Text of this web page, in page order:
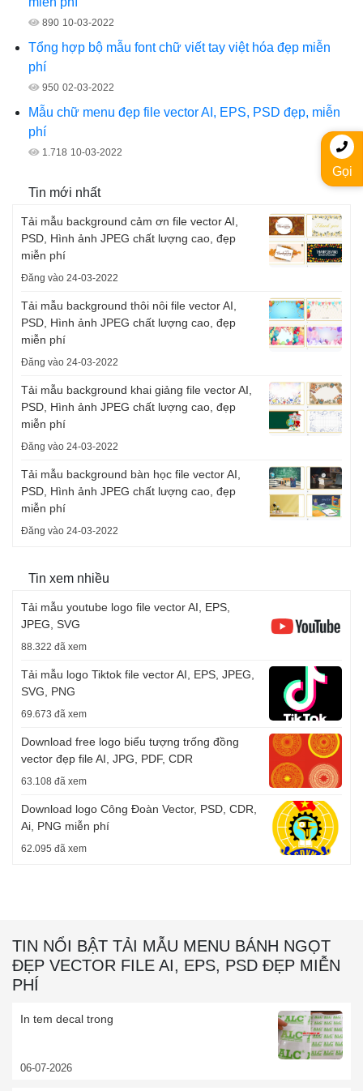
890 10-03-2022
Tổng hợp bộ mẫu font chữ viết tay việt hóa đẹp miễn
phí
950 02-03-2022
Mẫu chữ menu đẹp file vector AI, EPS, PSD đẹp, miễn
phí
1.718 10-03-2022
Tin mới nhất
Tải mẫu background cảm ơn file vector AI,
PSD, Hình ảnh JPEG chất lượng cao, đẹp
miễn phí
Đăng vào 24-03-2022
Tải mẫu background thôi nôi file vector AI,
PSD, Hình ảnh JPEG chất lượng cao, đẹp
miễn phí
Đăng vào 24-03-2022
Tải mẫu background khai giảng file vector AI,
PSD, Hình ảnh JPEG chất lượng cao, đẹp
miễn phí
Đăng vào 24-03-2022
Tải mẫu background bàn học file vector AI,
PSD, Hình ảnh JPEG chất lượng cao, đẹp
miễn phí
Đăng vào 24-03-2022
Tin xem nhiều
Tải mẫu youtube logo file vector AI, EPS,
JPEG, SVG
88.322 đã xem
Tải mẫu logo Tiktok file vector AI, EPS, JPEG,
SVG, PNG
69.673 đã xem
Download free logo biểu tượng trống đồng
vector đẹp file AI, JPG, PDF, CDR
63.108 đã xem
Download logo Công Đoàn Vector, PSD, CDR,
Ai, PNG miễn phí
62.095 đã xem
TIN NỔI BẬT TẢI MẪU MENU BÁNH NGỌT
ĐẸP VECTOR FILE AI, EPS, PSD ĐẸP MIỄN
PHÍ
In tem decal trong
06-07-2026
Gọi